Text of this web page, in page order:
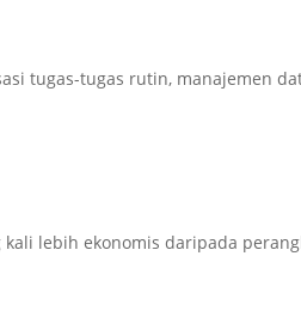
tugas-tugas rutin, manajemen
lebih ekonomis daripada